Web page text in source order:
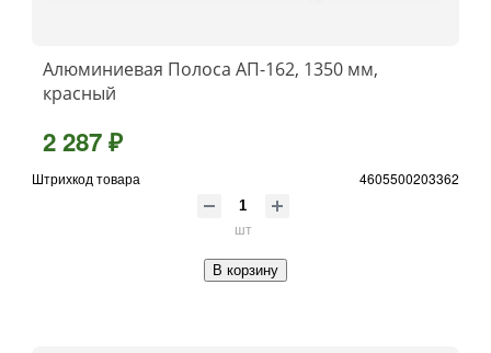
Алюминиевая Полоса АП-162, 1350 мм,
красный
2 287 ₽
Штрихкод товара 4605500203362
шт
В корзину